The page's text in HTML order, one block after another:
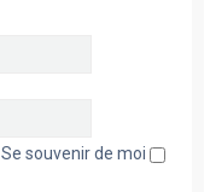
Se souvenir de moi